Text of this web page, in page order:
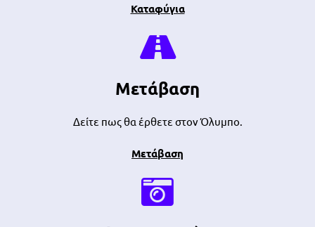
Καταφύγια
Μετάβαση
Δείτε πως θα έρθετε στον Όλυμπο.
Μετάβαση